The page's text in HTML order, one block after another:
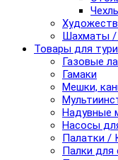
Шахматы
Товары для
Газовые
Гамаки
Мешки,
Надувные
Насосы
Палатки /
Палки для